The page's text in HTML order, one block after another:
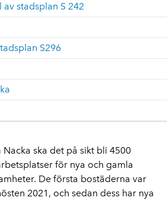
stadsplan S 242
S296
ska det på sikt bli 4500
för nya och gamla
De första bostäderna var
2021, och sedan dess har nya